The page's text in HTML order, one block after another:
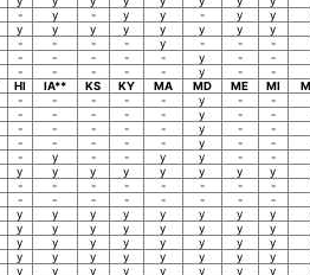
- y - y y - y y
y y y y y y y y
- - - - y - - -
- - - - - y - -
- - - - - y - -
HI IA** KS KY MA MD ME MI
- - - - - y - -
- - - - - y - -
- - - - - y - -
- - - - - y - -
- y - - y y - -
y y y y y y y y
- - - - - - - -
- - - - - - - -
y y y y y y y y
y y y y y y y y
y y y y y y y y
y y y y y y y y
y y y y y y y y